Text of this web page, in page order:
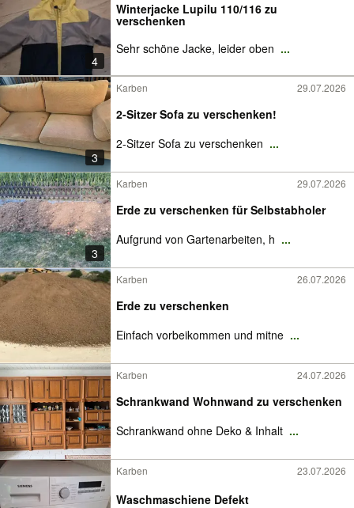
4
Winterjacke Lupilu 110/116 zu
verschenken
Sehr schöne Jacke, leider oben ...
3
Karben 29.07.2026
2-Sitzer Sofa zu verschenken!
2-Sitzer Sofa zu verschenken ...
3
Karben 29.07.2026
Erde zu verschenken für Selbstabholer
Aufgrund von Gartenarbeiten, h ...
Karben 26.07.2026
Erde zu verschenken
Einfach vorbeikommen und mitne ...
Karben 24.07.2026
Schrankwand Wohnwand zu verschenken
Schrankwand ohne Deko & Inhalt ...
Karben 23.07.2026
Waschmaschiene Defekt